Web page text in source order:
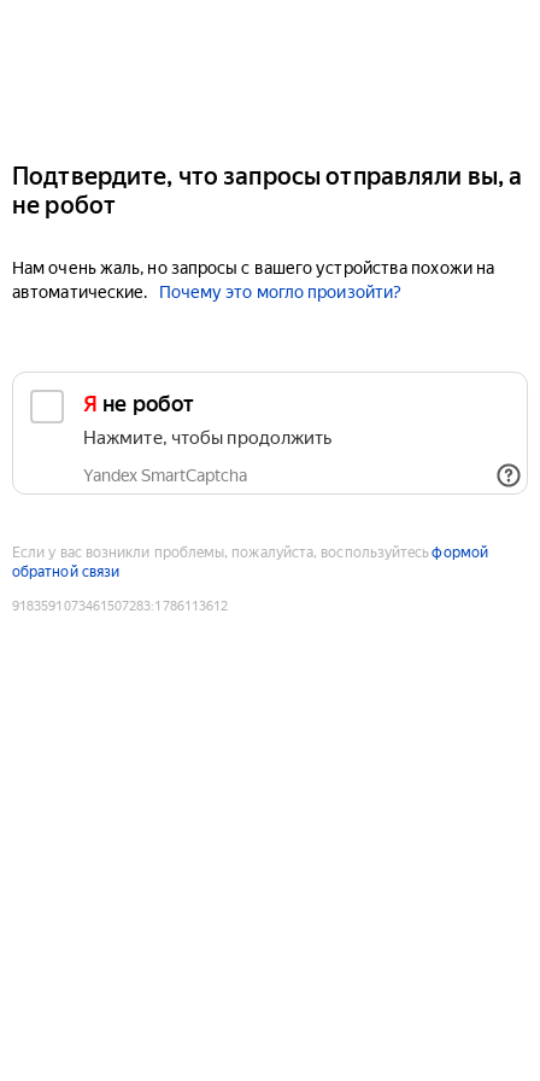
Подтвердите, что запросы отправляли вы, а
не робот
Нам очень жаль, но запросы с вашего устройства похожи на
автоматические.
Почему это могло произойти?
Я не робот
Нажмите, чтобы продолжить
Yandex SmartCaptcha
Если у вас возникли проблемы, пожалуйста, воспользуйтесьформой
обратной связи
9183591073461507283:1786113612